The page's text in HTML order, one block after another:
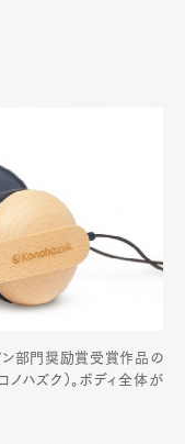
ン部門奨励賞受賞作品の
ハズク）。ボディ全体が